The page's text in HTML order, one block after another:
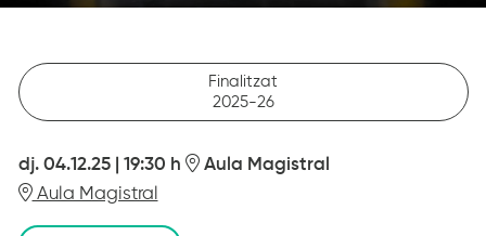
Finalitzat
2025-26
dj. 04.12.25| 19:30 h
Aula Magistral
Aula Magistral